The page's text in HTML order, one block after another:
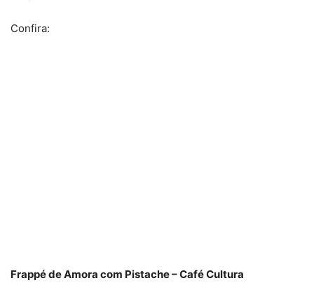
Confira:
Frappé de Amora com Pistache – Café Cultura